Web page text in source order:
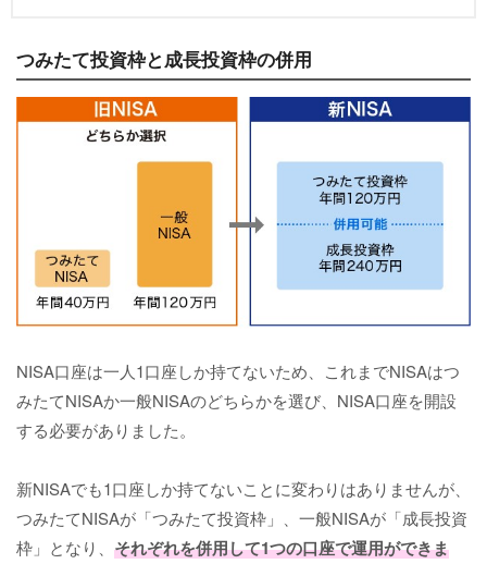
つみたて投資枠と成長投資枠の併用
NISA口座は一人1口座しか持てないため、これまでNISAはつ
みたてNISAか一般NISAのどちらかを選び、NISA口座を開設
する必要がありました。
新NISAでも1口座しか持てないことに変わりはありませんが、
つみたてNISAが「つみたて投資枠」、一般NISAが「成長投資
枠」となり、 それぞれを併用して1つの口座で運用ができま